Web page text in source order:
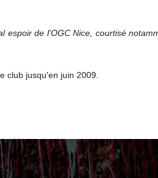
espoir de l'OGC Nice, courtisé
club jusqu'en juin 2009.